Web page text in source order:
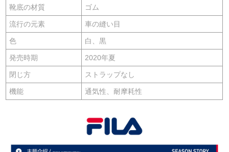
靴底の材質 ゴム
流行の元素 車の縫い目
色 白、黒
発売時期 2020年夏
閉じ方 ストラップなし
機能 通気性、耐摩耗性